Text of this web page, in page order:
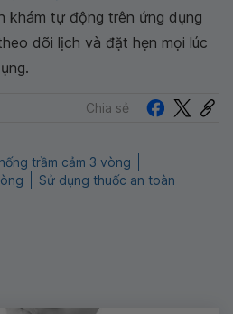
khám tự động trên ứng dụng
dõi lịch và đặt hẹn mọi lúc
Chia sẻ
trầm cảm 3 vòng
Sử dụng thuốc an toàn